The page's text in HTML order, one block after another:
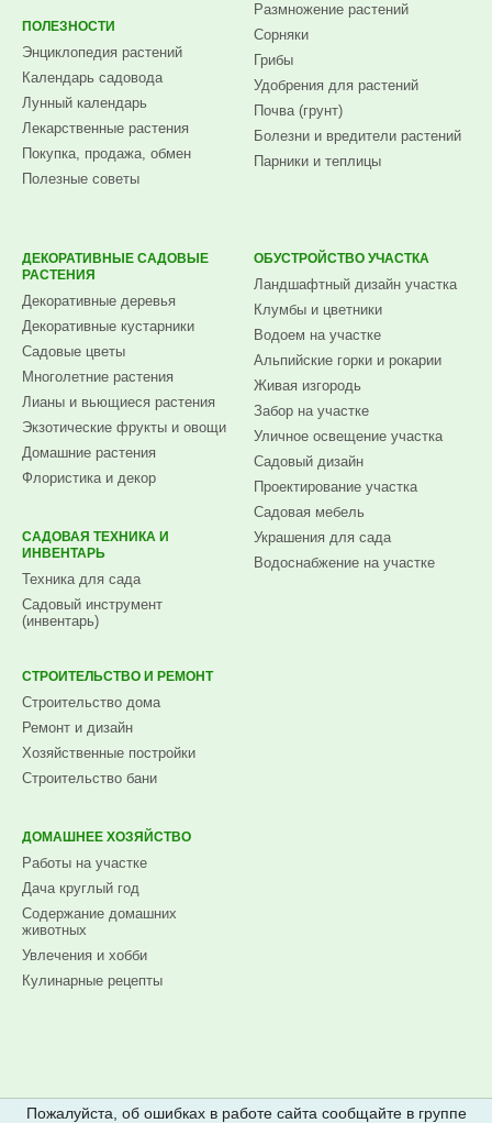
ПОЛЕЗНОСТИ
Энциклопедия растений
Календарь садовода
Лунный календарь
Лекарственные растения
Покупка, продажа, обмен
Полезные советы
Размножение растений
Сорняки
Грибы
Удобрения для растений
Почва (грунт)
Болезни и вредители растений
Парники и теплицы
ДЕКОРАТИВНЫЕ САДОВЫЕ
РАСТЕНИЯ
Декоративные деревья
Декоративные кустарники
Садовые цветы
Многолетние растения
Лианы и вьющиеся растения
Экзотические фрукты и овощи
Домашние растения
Флористика и декор
САДОВАЯ ТЕХНИКА И
ИНВЕНТАРЬ
Техника для сада
Садовый инструмент
(инвентарь)
ОБУСТРОЙСТВО УЧАСТКА
Ландшафтный дизайн участка
Клумбы и цветники
Водоем на участке
Альпийские горки и рокарии
Живая изгородь
Забор на участке
Уличное освещение участка
Садовый дизайн
Проектирование участка
Садовая мебель
Украшения для сада
Водоснабжение на участке
СТРОИТЕЛЬСТВО И РЕМОНТ
Строительство дома
Ремонт и дизайн
Хозяйственные постройки
Строительство бани
ДОМАШНЕЕ ХОЗЯЙСТВО
Работы на участке
Дача круглый год
Содержание домашних
животных
Увлечения и хобби
Кулинарные рецепты
Пожалуйста, об ошибках в работе сайта сообщайте в группе